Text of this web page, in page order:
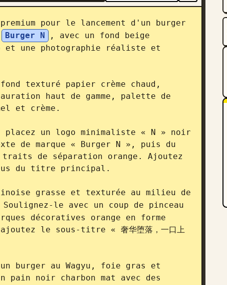
pour le lancement d'un burger
Burger N
, avec un fond beige
une photographie réaliste et
texturé papier crème chaud,
haut de gamme, palette de
et crème.
un logo minimaliste « N » noir
de marque « Burger N », puis du
traits de séparation orange. Ajoutez
du titre principal.
grasse et texturée au milieu de
le avec un coup de pinceau
décoratives orange en forme
le sous-titre « 奢华堕落，一口上
burger au Wagyu, foie gras et
noir charbon mat avec des